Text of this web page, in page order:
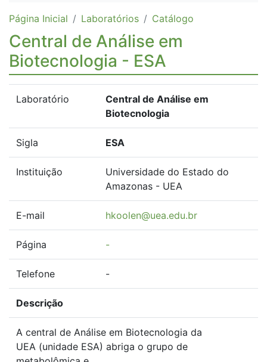
Página Inicial Laboratórios Catálogo
Central de Análise em
Biotecnologia - ESA
Laboratório
Central de Análise em
Biotecnologia
Sigla ESA
Instituição
Universidade do Estado do
Amazonas - UEA
E-mail hkoolen@uea.edu.br
Página -
Telefone -
Descrição
A central de Análise em Biotecnologia da
UEA (unidade ESA) abriga o grupo de